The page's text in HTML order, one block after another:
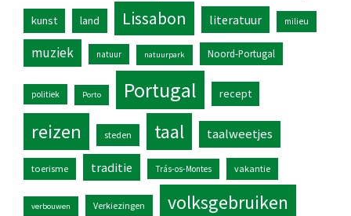
kunst land Lissabon literatuur milieu
muziek natuur natuurpark Noord-Portugal
politiek Porto Portugal recept
reizen steden taal taalweetjes
toerisme traditie Trás-os-Montes vakantie
verbouwen Verkiezingen volksgebruiken